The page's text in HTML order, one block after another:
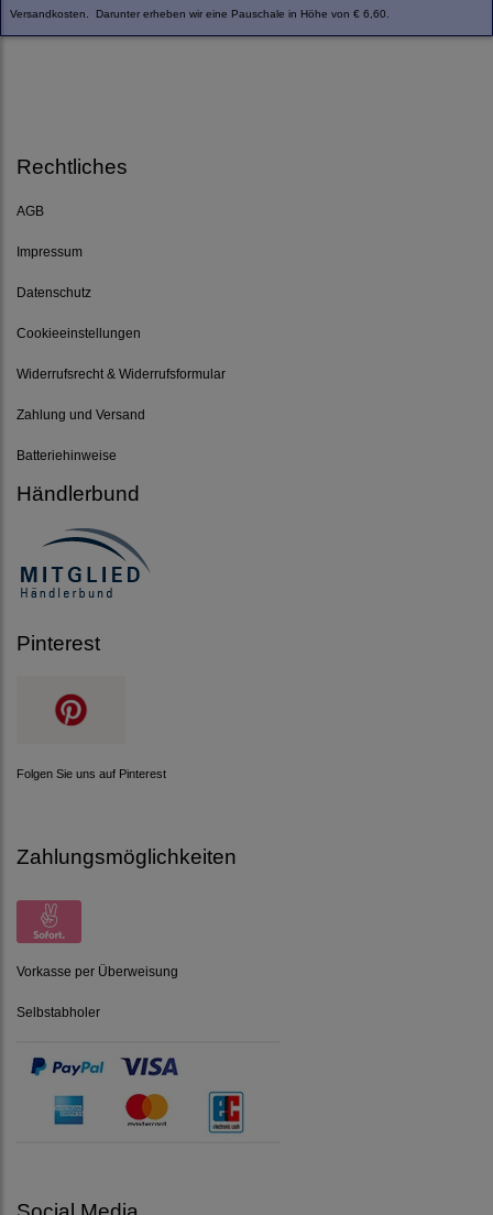
Versandkosten. Darunter erheben wir eine Pauschale in Höhe von € 6,60.
Rechtliches
AGB
Impressum
Datenschutz
Cookieeinstellungen
Widerrufsrecht & Widerrufsformular
Zahlung und Versand
Batteriehinweise
Händlerbund
Pinterest
Folgen Sie uns auf Pinterest
Zahlungsmöglichkeiten
Vorkasse per Überweisung
Selbstabholer